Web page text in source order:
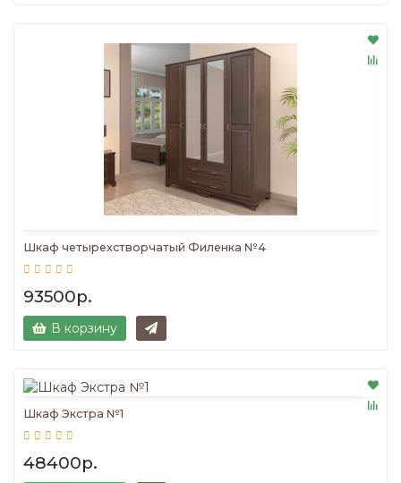
Шкаф четырехстворчатый Филенка №4
93500р.
В корзину
Шкаф Экстра №1
48400р.